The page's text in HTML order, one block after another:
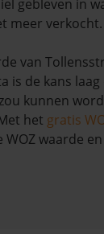
gebleven in
meer verkocht.
van
is de kans
kunnen
het gratis
waarde